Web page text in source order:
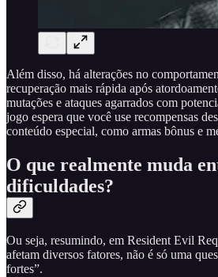
Além disso, há alterações no
recuperação mais rápida após
mutações e ataques agarrados com
jogo espera que você use recompensas
conteúdo especial, como armas bônus e
O que realmente muda
dificuldades?
Ou seja, resumindo, em Resident Evil
afetam diversos fatores, não é só uma
fortes”.